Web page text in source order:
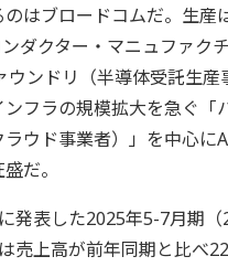
はブロードコムだ。生産
ダクター・マニュファクチ
ウンドリ（半導体受託生産
フラの規模拡大を急ぐ「
ウド事業者）」を中心に
だ。
発表した2025年5-7月期（
売上高が前年同期と比べ